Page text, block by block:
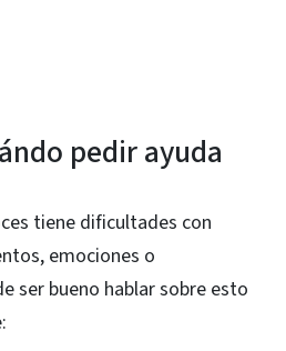
pedir ayuda
tiene dificultades con
emociones o
ser bueno hablar sobre esto